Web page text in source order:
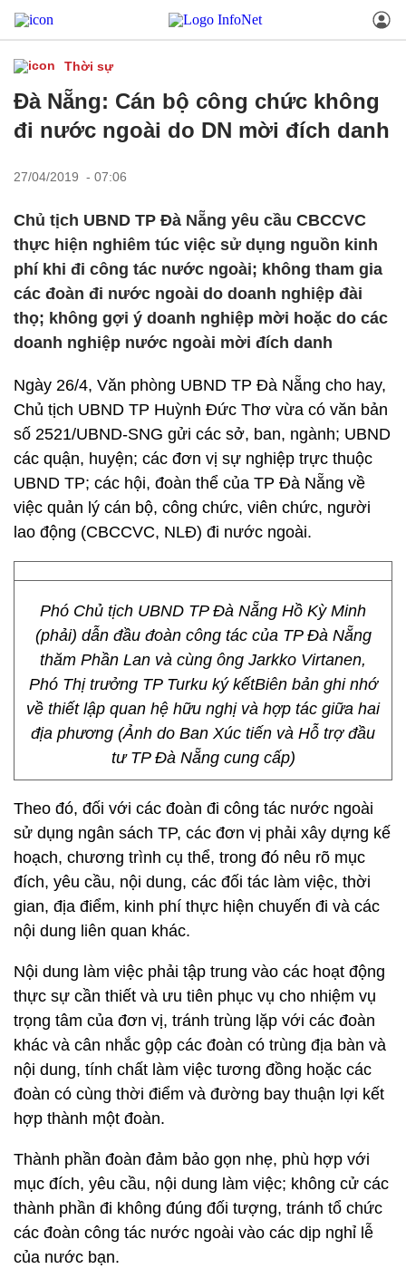
Thời sự
Đà Nẵng: Cán bộ công chức không
đi nước ngoài do DN mời đích danh
27/04/2019 - 07:06
Chủ tịch UBND TP Đà Nẵng yêu cầu CBCCVC
thực hiện nghiêm túc việc sử dụng nguồn kinh
phí khi đi công tác nước ngoài; không tham gia
các đoàn đi nước ngoài do doanh nghiệp đài
thọ; không gợi ý doanh nghiệp mời hoặc do các
doanh nghiệp nước ngoài mời đích danh
Ngày 26/4, Văn phòng UBND TP Đà Nẵng cho hay,
Chủ tịch UBND TP Huỳnh Đức Thơ vừa có văn bản
số 2521/UBND-SNG gửi các sở, ban, ngành; UBND
các quận, huyện; các đơn vị sự nghiệp trực thuộc
UBND TP; các hội, đoàn thể của TP Đà Nẵng về
việc quản lý cán bộ, công chức, viên chức, người
lao động (CBCCVC, NLĐ) đi nước ngoài.
Phó Chủ tịch UBND TP Đà Nẵng Hồ Kỳ Minh
(phải) dẫn đầu đoàn công tác của TP Đà Nẵng
thăm Phần Lan và cùng ông Jarkko Virtanen,
Phó Thị trưởng TP Turku ký kếtBiên bản ghi nhớ
về thiết lập quan hệ hữu nghị và hợp tác giữa hai
địa phương (Ảnh do Ban Xúc tiến và Hỗ trợ đầu
tư TP Đà Nẵng cung cấp)
Theo đó, đối với các đoàn đi công tác nước ngoài
sử dụng ngân sách TP, các đơn vị phải xây dựng kế
hoạch, chương trình cụ thể, trong đó nêu rõ mục
đích, yêu cầu, nội dung, các đối tác làm việc, thời
gian, địa điểm, kinh phí thực hiện chuyến đi và các
nội dung liên quan khác.
Nội dung làm việc phải tập trung vào các hoạt động
thực sự cần thiết và ưu tiên phục vụ cho nhiệm vụ
trọng tâm của đơn vị, tránh trùng lặp với các đoàn
khác và cân nhắc gộp các đoàn có trùng địa bàn và
nội dung, tính chất làm việc tương đồng hoặc các
đoàn có cùng thời điểm và đường bay thuận lợi kết
hợp thành một đoàn.
Thành phần đoàn đảm bảo gọn nhẹ, phù hợp với
mục đích, yêu cầu, nội dung làm việc; không cử các
thành phần đi không đúng đối tượng, tránh tổ chức
các đoàn công tác nước ngoài vào các dịp nghỉ lễ
của nước bạn.